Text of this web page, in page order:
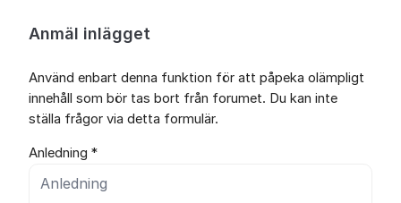
Anmäl inlägget
Använd enbart denna funktion för att påpeka olämpligt
innehåll som bör tas bort från forumet. Du kan inte
ställa frågor via detta formulär.
Anledning *